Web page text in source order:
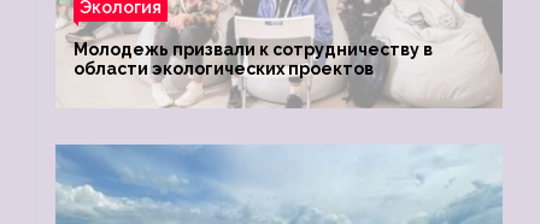
Экология
Молодежь призвали к сотрудничеству в
области экологических проектов